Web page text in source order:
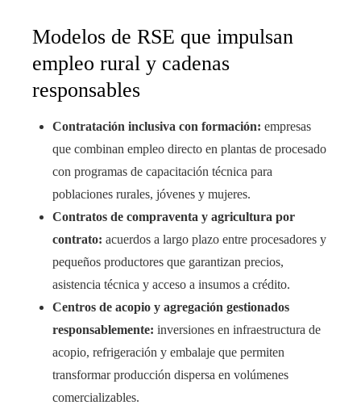
Modelos de RSE que impulsan
empleo rural y cadenas
responsables
Contratación inclusiva con formación: empresas
que combinan empleo directo en plantas de procesado
con programas de capacitación técnica para
poblaciones rurales, jóvenes y mujeres.
Contratos de compraventa y agricultura por
contrato: acuerdos a largo plazo entre procesadores y
pequeños productores que garantizan precios,
asistencia técnica y acceso a insumos a crédito.
Centros de acopio y agregación gestionados
responsablemente: inversiones en infraestructura de
acopio, refrigeración y embalaje que permiten
transformar producción dispersa en volúmenes
comercializables.